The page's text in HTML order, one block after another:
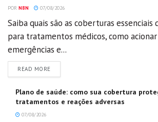
POR N8N 07/08/2026
Saiba quais são as coberturas essenciais
para tratamentos médicos, como
emergências e...
READ MOREDETAILS
Plano de saúde: como sua cobertura
tratamentos e reações adversas
07/08/2026